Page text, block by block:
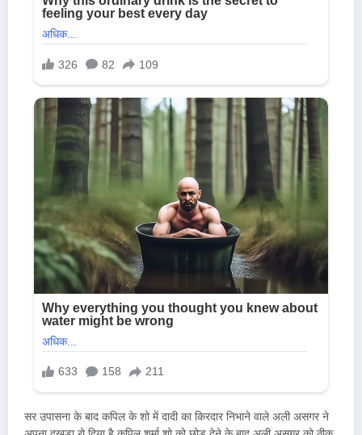
सर उपासना के बाद कपिल के शो में दादी का किरदार निभाने वाले अली असगर ने